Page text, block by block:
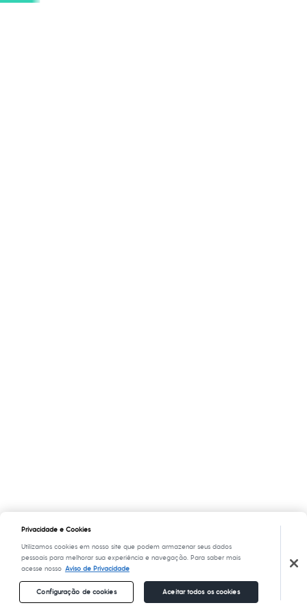
Privacidade e Cookies
Utilizamos cookies em nosso site que podem armazenar seus dados
pessoais para melhorar sua experiência e navegação. Para saber mais
acesse nosso Aviso de Privacidade
Configuração de cookies Aceitar todos os cookies